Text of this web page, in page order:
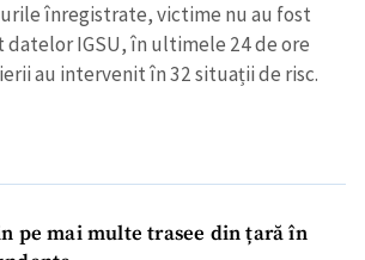
înregistrate, victime nu au fost
IGSU, în ultimele 24 de ore
au intervenit în 32 situații de risc.
pe mai multe trasee din țară în